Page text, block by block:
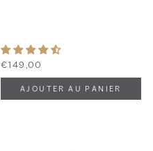
€149,00